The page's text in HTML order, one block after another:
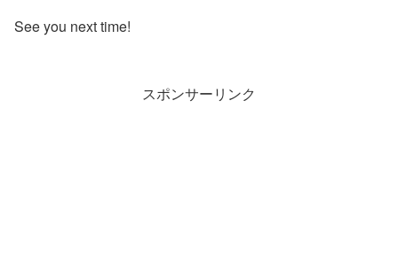
See you next time!
スポンサーリンク